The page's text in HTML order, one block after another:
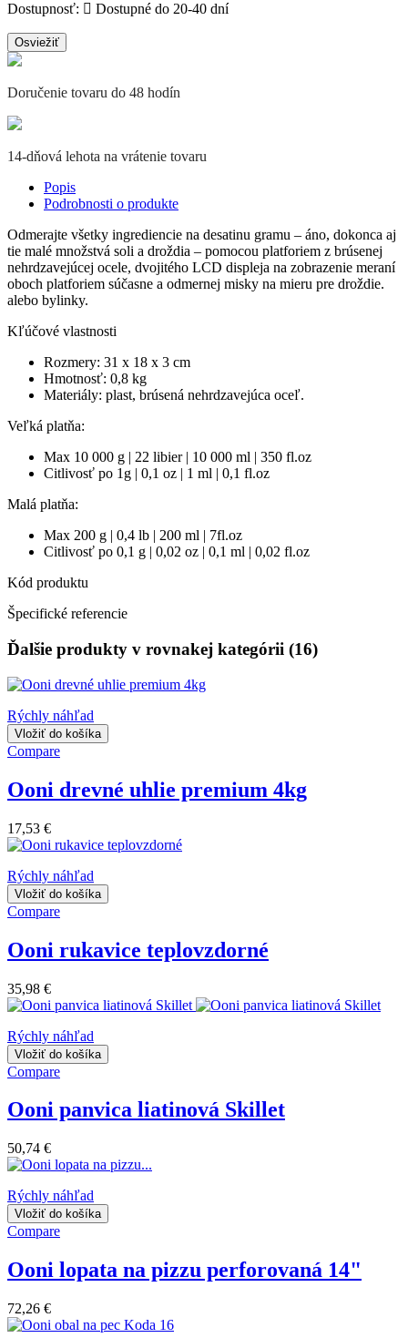
Dostupnosť:  Dostupné do 20-40 dní
Doručenie tovaru do 48 hodín
14-dňová lehota na vrátenie tovaru
Popis
Podrobnosti o produkte
Odmerajte všetky ingrediencie na desatinu gramu – áno, dokonca aj
tie malé množstvá soli a droždia – pomocou platforiem z brúsenej
nehrdzavejúcej ocele, dvojitého LCD displeja na zobrazenie meraní
oboch platforiem súčasne a odmernej misky na mieru pre droždie.
alebo bylinky.
Kľúčové vlastnosti
Rozmery: 31 x 18 x 3 cm
Hmotnosť: 0,8 kg
Materiály: plast, brúsená nehrdzavejúca oceľ.
Veľká platňa:
Max 10 000 g | 22 libier | 10 000 ml | 350 fl.oz
Citlivosť po 1g | 0,1 oz | 1 ml | 0,1 fl.oz
Malá platňa:
Max 200 g | 0,4 lb | 200 ml | 7fl.oz
Citlivosť po 0,1 g | 0,02 oz | 0,1 ml | 0,02 fl.oz
Kód produktu
Špecifické referencie
Ďalšie produkty v rovnakej kategórii (16)
Rýchly náhľad
Vložiť do košíka
Compare
Ooni drevné uhlie premium 4kg
17,53 €
Rýchly náhľad
Vložiť do košíka
Compare
Ooni rukavice teplovzdorné
35,98 €
Rýchly náhľad
Vložiť do košíka
Compare
Ooni panvica liatinová Skillet
50,74 €
Rýchly náhľad
Vložiť do košíka
Compare
Ooni lopata na pizzu perforovaná 14"
72,26 €